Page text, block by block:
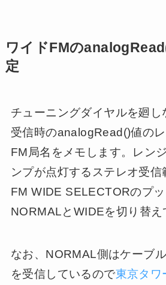
ワイドFMの
定
チューニングダイヤルを廻し
受信時のanalogRead()値の
FM局名をメモします。レン
ンプが点灯するステレオ受信
FM WIDE SELECTORのプ
NORMALとWIDEを切り替え
なお、NORMAL側はケーブ
を受信しているので東京タワ